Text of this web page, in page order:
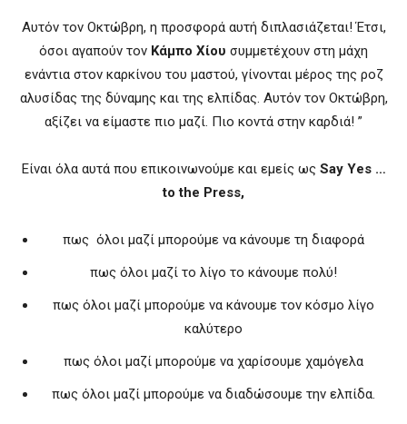
Αυτόν τον Οκτώβρη, η προσφορά αυτή διπλασιάζεται! Έτσι,
όσοι αγαπούν τον Κάμπο Χίου συμμετέχουν στη μάχη
ενάντια στον καρκίνου του μαστού, γίνονται μέρος της ροζ
αλυσίδας της δύναμης και της ελπίδας. Αυτόν τον Οκτώβρη,
αξίζει να είμαστε πιο μαζί. Πιο κοντά στην καρδιά! ”
Είναι όλα αυτά που επικοινωνούμε και εμείς ως Say Yes …
to the Press,
πως όλοι μαζί μπορούμε να κάνουμε τη διαφορά
πως όλοι μαζί το λίγο το κάνουμε πολύ!
πως όλοι μαζί μπορούμε να κάνουμε τον κόσμο λίγο
καλύτερο
πως όλοι μαζί μπορούμε να χαρίσουμε χαμόγελα
πως όλοι μαζί μπορούμε να διαδώσουμε την ελπίδα.